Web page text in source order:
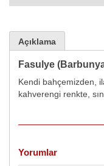
Açıklama
Fasulye
Kendi bahçemizden,
kahverengi renkte,
Yorumlar